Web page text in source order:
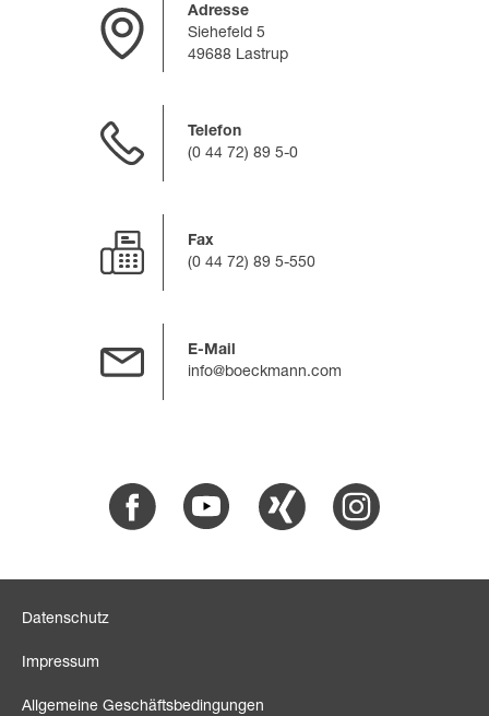
Adresse
Siehefeld 5
49688 Lastrup
Telefon
(0 44 72) 89 5-0
Fax
(0 44 72) 89 5-550
E-Mail
info@boeckmann.com
Facebook Youtube Xing Instagram
Datenschutz
Impressum
Allgemeine Geschäftsbedingungen